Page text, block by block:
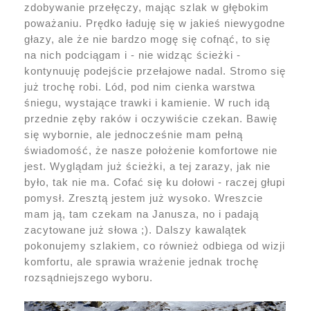
zdobywanie przełęczy, mając szlak w głębokim
poważaniu. Prędko ładuję się w jakieś niewygodne
głazy, ale że nie bardzo mogę się cofnąć, to się
na nich podciągam i - nie widząc ścieżki -
kontynuuję podejście przełajowe nadal. Stromo się
już trochę robi. Lód, pod nim cienka warstwa
śniegu, wystające trawki i kamienie. W ruch idą
przednie zęby raków i oczywiście czekan. Bawię
się wybornie, ale jednocześnie mam pełną
świadomość, że nasze położenie komfortowe nie
jest. Wyglądam już ścieżki, a tej zarazy, jak nie
było, tak nie ma. Cofać się ku dołowi - raczej głupi
pomysł. Zresztą jestem już wysoko. Wreszcie
mam ją, tam czekam na Janusza, no i padają
zacytowane już słowa ;). Dalszy kawalątek
pokonujemy szlakiem, co również odbiega od wizji
komfortu, ale sprawia wrażenie jednak trochę
rozsądniejszego wyboru.